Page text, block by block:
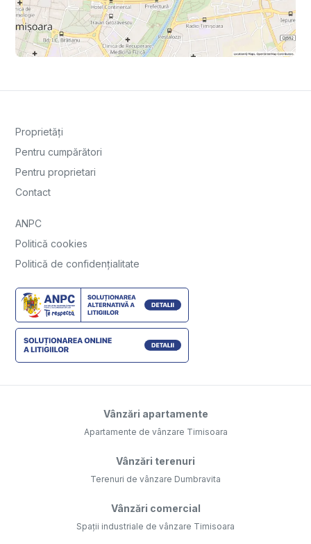
Proprietăți
Pentru cumpărători
Pentru proprietari
Contact
ANPC
Politică cookies
Politică de confidențialitate
Vânzări apartamente
Apartamente de vânzare Timisoara
Vânzări terenuri
Terenuri de vânzare Dumbravita
Vânzări comercial
Spații industriale de vânzare Timisoara